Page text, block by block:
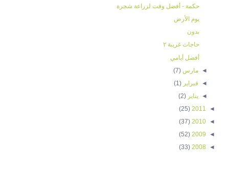
حكمة - أفضل وقت لزراعة شجرة
يوم الأرض
بدون
حاجات غريبة ٢
أفضل أيامي
◄ مارس (7)
◄ فبراير (1)
◄ يناير (2)
◄
2011
(25)
◄
2010
(37)
◄
2009
(52)
◄
2008
(33)